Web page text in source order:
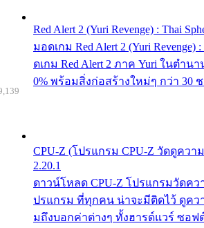
Red Alert 2 (Yuri Revenge) : Thai
มอดเกม Red Alert 2 (Yuri Revenge)
ดเกม Red Alert 2 ภาค Yuri ในตำน
0% พร้อมสิ่งก่อสร้างใหม่ๆ กว่า 30
CPU-Z (โปรแกรม CPU-Z วัดดูควา
2.20.1
ดาวน์โหลด CPU-Z โปรแกรมวัดคว
ปรแกรม ที่ทุกคน น่าจะมีติดไว้ ดูควา
มถึงบอกค่าต่างๆ ทั้งฮารด์แวร์ ซอฟ